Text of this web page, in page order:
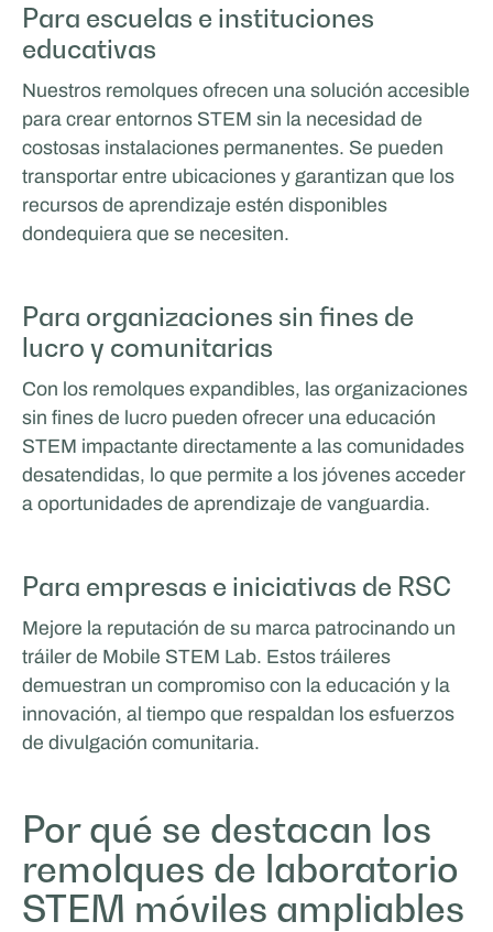
Para escuelas e instituciones
educativas
Nuestros remolques ofrecen una solución accesible
para crear entornos STEM sin la necesidad de
costosas instalaciones permanentes. Se pueden
transportar entre ubicaciones y garantizan que los
recursos de aprendizaje estén disponibles
dondequiera que se necesiten.
Para organizaciones sin fines de
lucro y comunitarias
Con los remolques expandibles, las organizaciones
sin fines de lucro pueden ofrecer una educación
STEM impactante directamente a las comunidades
desatendidas, lo que permite a los jóvenes acceder
a oportunidades de aprendizaje de vanguardia.
Para empresas e iniciativas de RSC
Mejore la reputación de su marca patrocinando un
tráiler de Mobile STEM Lab. Estos tráileres
demuestran un compromiso con la educación y la
innovación, al tiempo que respaldan los esfuerzos
de divulgación comunitaria.
Por qué se destacan los
remolques de laboratorio
STEM móviles ampliables